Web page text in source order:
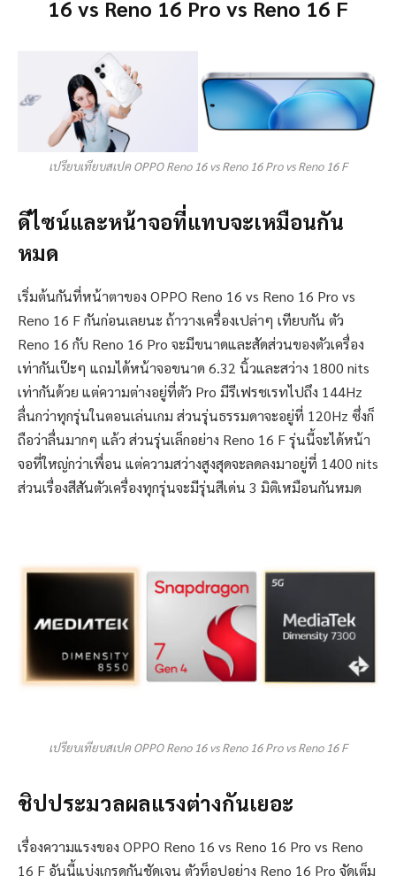
16 vs Reno 16 Pro vs Reno 16 F
เปรียบเทียบสเปค OPPO Reno 16 vs Reno 16 Pro vs Reno 16 F
ดีไซน์และหน้าจอที่แทบจะเหมือนกัน
หมด
เริ่มต้นกันที่หน้าตาของ OPPO Reno 16 vs Reno 16 Pro vs
Reno 16 F กันก่อนเลยนะ ถ้าวางเครื่องเปล่าๆ เทียบกัน ตัว
Reno 16 กับ Reno 16 Pro จะมีขนาดและสัดส่วนของตัวเครื่อง
เท่ากันเป๊ะๆ แถมได้หน้าจอขนาด 6.32 นิ้วและสว่าง 1800 nits
เท่ากันด้วย แต่ความต่างอยู่ที่ตัว Pro มีรีเฟรชเรทไปถึง 144Hz
ลื่นกว่าทุกรุ่นในตอนเล่นเกม ส่วนรุ่นธรรมดาจะอยู่ที่ 120Hz ซึ่งก็
ถือว่าลื่นมากๆ แล้ว ส่วนรุ่นเล็กอย่าง Reno 16 F รุ่นนี้จะได้หน้า
จอที่ใหญ่กว่าเพื่อน แต่ความสว่างสูงสุดจะลดลงมาอยู่ที่ 1400 nits
ส่วนเรื่องสีสันตัวเครื่องทุกรุ่นจะมีรุ่นสีเด่น 3 มิติเหมือนกันหมด
เปรียบเทียบสเปค OPPO Reno 16 vs Reno 16 Pro vs Reno 16 F
ชิปประมวลผลแรงต่างกันเยอะ
เรื่องความแรงของ OPPO Reno 16 vs Reno 16 Pro vs Reno
16 F อันนี้แบ่งเกรดกันชัดเจน ตัวท็อปอย่าง Reno 16 Pro จัดเต็ม